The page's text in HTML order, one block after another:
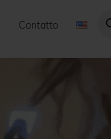
Contatto